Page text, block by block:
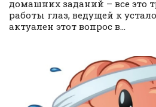
домашних заданий – все это
работы глаз, ведущей к
актуален этот вопрос в...